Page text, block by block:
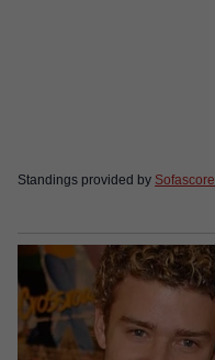
Standings provided by Sofascore